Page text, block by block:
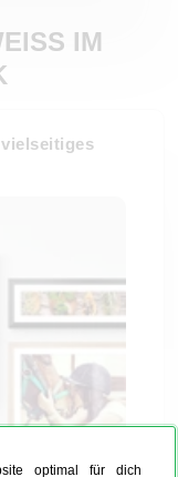
optimal für dich
IM